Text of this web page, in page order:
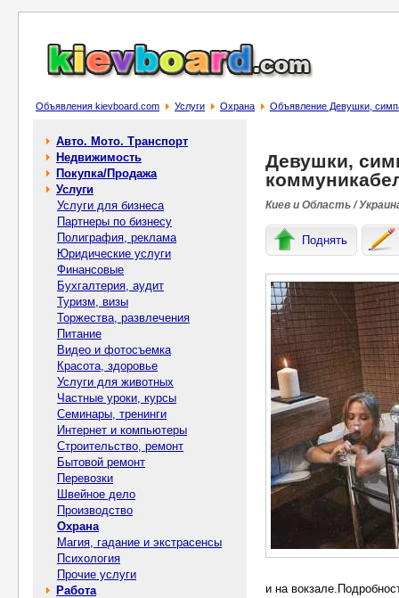
Объявления kievboard.com Услуги Охрана Объявление Девушки,
Авто. Мото. Транспорт
Недвижимость
Покупка/Продажа
Услуги
Услуги для бизнеса
Партнеры по бизнесу
Полиграфия, реклама
Юридические услуги
Финансовые
Бухгалтерия, аудит
Туризм, визы
Торжества, развлечения
Питание
Видео и фотосъемка
Красота, здоровье
Услуги для животных
Частные уроки, курсы
Семинары, тренинги
Интернет и компьютеры
Строительство, ремонт
Бытовой ремонт
Перевозки
Швейное дело
Производство
Охрана
Магия, гадание и экстрасенсы
Психология
Прочие услуги
Работа
Девушки,
Киев и Область /
Поднять
и на